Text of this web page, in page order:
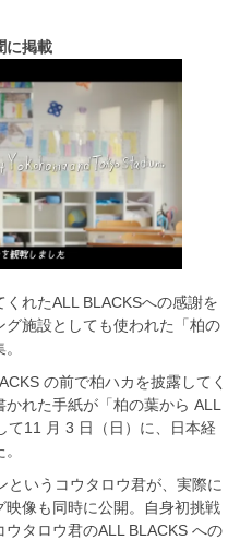
に掲載
れたALL BLACKSへの感謝を
施設としても使われた「柏の
の前で柏ハカを披露してく
れた手紙が「柏の葉から ALL
て11 月 3 日（日）に、日本経
というコウタロウ君が、実際に
像も同時に公開。自身初挑戦
タロウ君のALL BLACKS への